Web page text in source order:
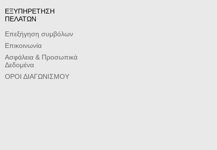
ΕΞΥΠΗΡΕΤΗΣΗ
ΠΕΛΑΤΩΝ
Επεξήγηση συμβόλων
Επικοινωνία
Ασφάλεια & Προσωπικά
Δεδομένα
ΟΡΟΙ ΔΙΑΓΩΝΙΣΜΟΥ